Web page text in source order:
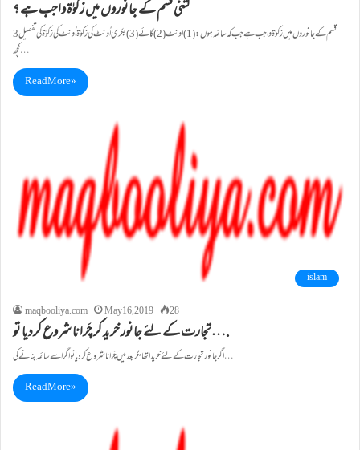
کتنی قسم کے جانوروں میں زکوٰۃ واجب ہے ؟
3 قسم کے جانوروں میں زکوٰۃواجب ہے جب کہ سائمہ ہوں: (1)اونٹ(2)گائے(3)بکری اُونٹ کی زکوٰۃ اُونٹ کی زکوٰۃکی تفصیل
کچھ…
Read More »
islam
maqbooliya.com
May 16, 2019 28
تجارت کے لئے جانور خرید کر چَرانا شروع کردیا تو….
اگر جانور تجارت کے لئے خریدا تھا مگر بعد میں چَرانا شروع کردیا تواگر اسے سائمہ بنانے کی…
Read More »